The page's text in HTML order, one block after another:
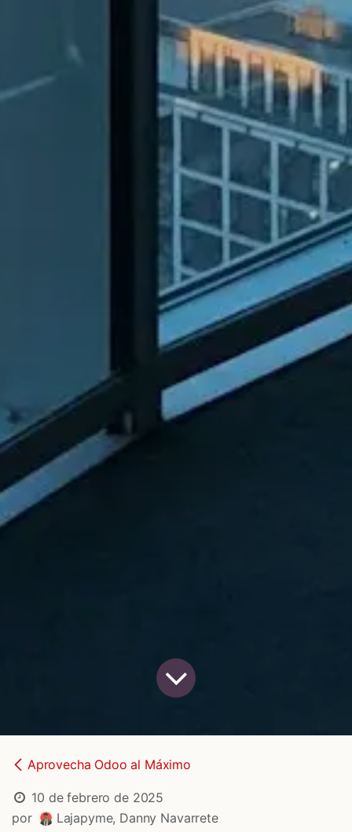
Aprovecha Odoo al Máximo
10 de febrero de 2025
por
Lajapyme, Danny Navarrete